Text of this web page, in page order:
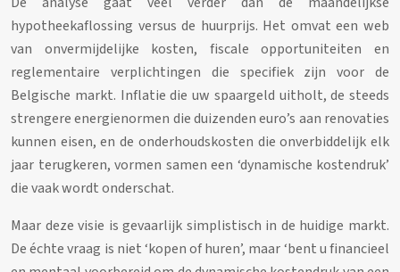
hypotheekaflossing versus de huurprijs. Het omvat een web
van onvermijdelijke kosten, fiscale opportuniteiten en
reglementaire verplichtingen die specifiek zijn voor de
Belgische markt. Inflatie die uw spaargeld uitholt, de steeds
strengere energienormen die duizenden euro’s aan renovaties
kunnen eisen, en de onderhoudskosten die onverbiddelijk elk
jaar terugkeren, vormen samen een ‘dynamische kostendruk’
die vaak wordt onderschat.
Maar deze visie is gevaarlijk simplistisch in de huidige markt.
De échte vraag is niet ‘kopen of huren’, maar ‘bent u financieel